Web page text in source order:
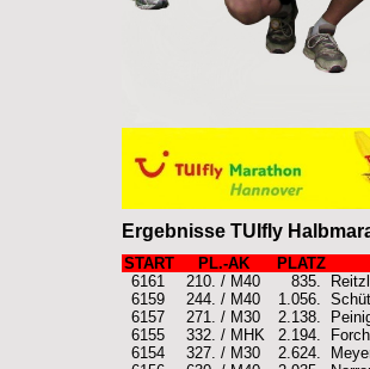
Ergebnisse TUIfly
START PL.-AK
PLATZ
6161
210. / M40 835.
6159
244. / M40 1.056.
6157
271. / M30 2.138.
6155
332. / MHK 2.194.
6154
327. / M30 2.624.